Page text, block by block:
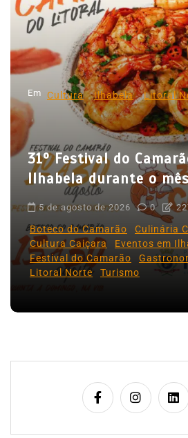
ç
o
d
e
P
s
Em Cultura Ilhabela Litoral
31º Festival do
Ilhabela durante o
5 de agosto de 2026 0
Boteco do Camarão
Culinária
Cultura Caiçara
Eventos em
Festival do Camarão
Litoral Norte
Turismo